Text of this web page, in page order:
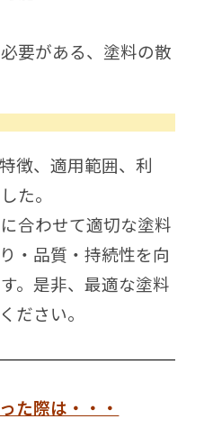
要がある、塗料の散
徴、適用範囲、利
た。
合わせて適切な塗料
・品質・持続性を向
。 是非、最適な塗料
ださい。
た際は・・・